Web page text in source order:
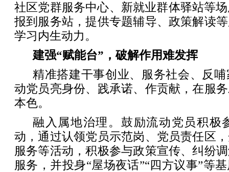
社区党群服务中心、新就业群体驿站等
报到服务站，提供专题辅导、政策解读
学习内生动力。
建强“赋能台”，破解作用难发挥
精准搭建干事创业、服务社会、反
动党员亮身份、践承诺、作贡献，在服
本色。
融入属地治理。鼓励流动党员积极
动，通过认领党员示范岗、党员责任区
服务等活动，积极参与政策宣传、纠纷
服务，并投身“屋场夜话”“四方议事”等